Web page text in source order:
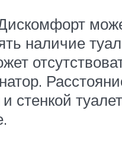
наличие
стенкой